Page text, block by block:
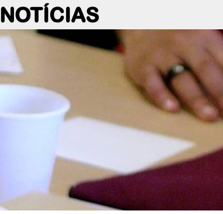
NOTÍCIAS